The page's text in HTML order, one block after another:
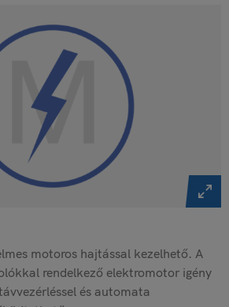
motoros hajtással kezelhető. A
rendelkező elektromotor igény
és automata